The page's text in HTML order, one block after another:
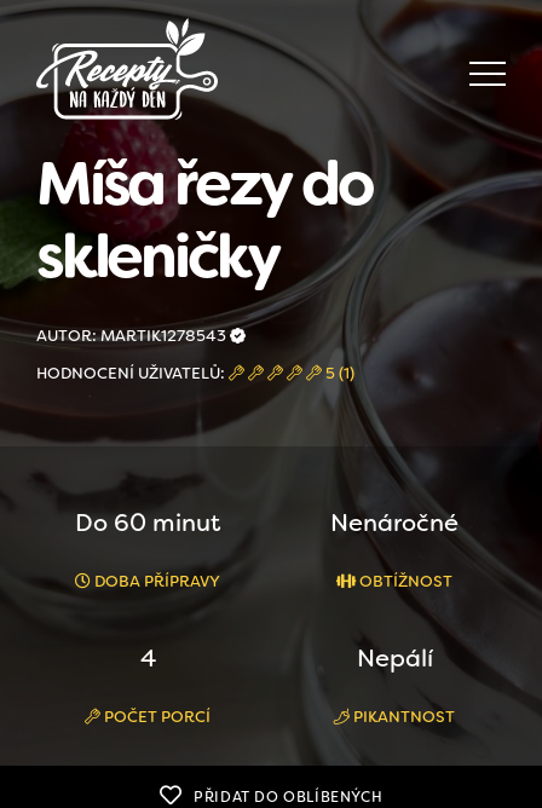
Míša řezy do
skleničky
AUTOR: MARTIK1278543
HODNOCENÍ UŽIVATELŮ:
5 (1)
Do 60 minut
DOBA PŘÍPRAVY
Nenáročné
OBTÍŽNOST
4
POČET PORCÍ
Nepálí
PIKANTNOST
PŘIDAT DO OBLÍBENÝCH